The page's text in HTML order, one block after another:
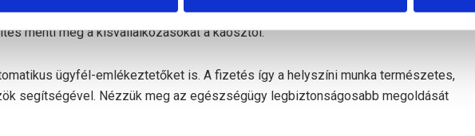
kötött és a számlázással integrált. AForbes Business Council
menti meg a kisvállalkozásokat a káosztól.
ügyfél-emlékeztetőket is. A fizetés így a helyszíni munka természetes,
segítségével. Nézzük meg az egészségügy legbiztonságosabb megoldását